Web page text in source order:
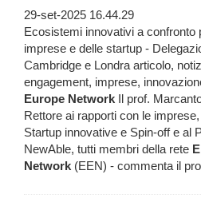
29-set-2025 16.44.29
Ecosistemi innovativi a confronto
imprese e delle startup -
Cambridge e Londra articolo,
engagement, imprese,
Europe Network Il prof.
Rettore ai rapporti con le
Startup innovative e Spin-off e al
NewAble, tutti membri della rete
Network (EEN) - commenta il